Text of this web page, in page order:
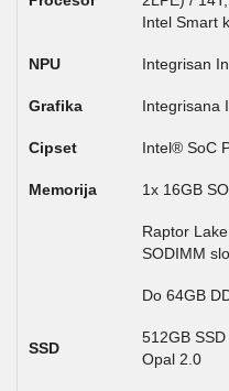
Intel Smart
NPU Integrisan
Grafika Integrisana
Cipset Intel® SoC
Memorija 1x 16GB
Raptor
SODIMM
Do 64GB
SSD
512GB
Opal 2.0